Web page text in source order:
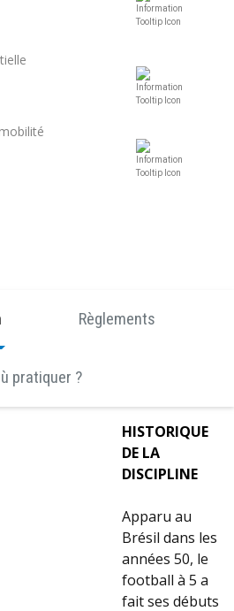
Règlements
pratiquer ?
HISTORIQUE
DE LA
DISCIPLINE
Apparu au
Brésil dans les
années 50, le
football à 5 a
fait ses débuts